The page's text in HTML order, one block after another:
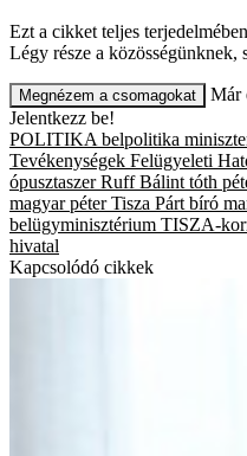
Ezt a cikket teljes
Légy része a közösségünknek,
Megnézem a csomagokat
Már
Jelentkezz be!
POLITIKA belpolitika
Tevékenységek Felügyeleti
ópusztaszer Ruff Bálint tóth
magyar péter Tisza Párt bíró
belügyminisztérium TISZA-
hivatal
Kapcsolódó cikkek